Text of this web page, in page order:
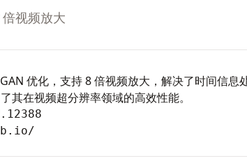
视频放大
优化，支持 8 倍视频放大，解决了时间信息
其在视频超分辨率领域的高效性能。